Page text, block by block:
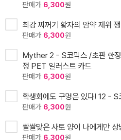
판매가 6,300원
최강 찌꺼기 황자의 암약 제위
판매가 6,300원
Myther 2 - S코믹스 /초판 한
정 PET 일러스트 카드
판매가 6,300원
학생회에도 구멍은 있다! 12 - S
판매가 6,300원
쌀쌀맞은 사토 양이 나에게만
판매가 6,300원